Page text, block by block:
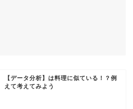
【データ分析】は料理に似ている！？例
えて考えてみよう